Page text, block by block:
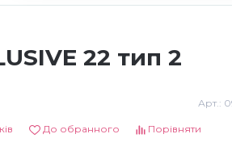
22 тип 2
Арт.:
До обранного Порівняти